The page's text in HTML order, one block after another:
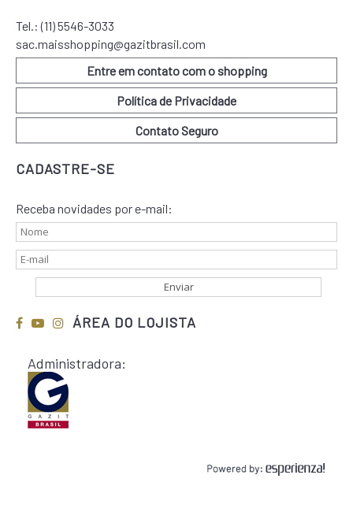
Tel.:(11) 5546-3033
sac.maisshopping@gazitbrasil.com
Entre em contato com o shopping
Política de Privacidade
Contato Seguro
CADASTRE-SE
Receba novidades por e-mail:
ÁREA DO LOJISTA
Administradora: